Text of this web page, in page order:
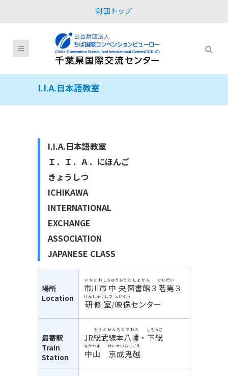
財団トップ
I.I.A.日本語教室
I.I.A.日本語教室
Ｉ．Ｉ．Ａ．にほんご
きょうしつ
ICHIKAWA
INTERNATIONAL
EXCHANGE
ASSOCIATION
JAPANESE CLASS
場所
Location
市川市
いちかわし
中央
ちゅうおう
図書館
としょかん
３ 階
かい
第
だい
３
研修室
けんしゅうしつ
/映像
えいぞう
センター
最寄駅
Train
Station
JR総武線
そうぶせん
本八幡
もとやわた
・ 下総
しもうさ
中山
なかやま
京成
けいせい
鬼越
おにごえ